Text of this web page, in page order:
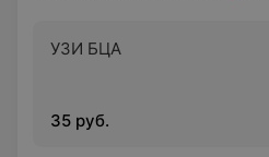
УЗИ БЦА
35 руб.